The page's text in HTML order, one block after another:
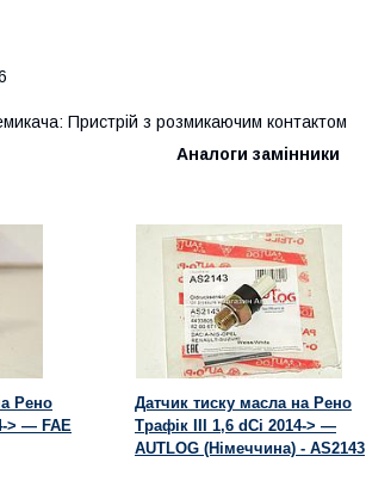
Пристрій з розмикаючим контактом
Аналоги замінники
Рено
> — FAE
Датчик тиску масла на Рено
Трафік III 1,6 dCi 2014-> —
AUTLOG (Німеччина) - AS2143